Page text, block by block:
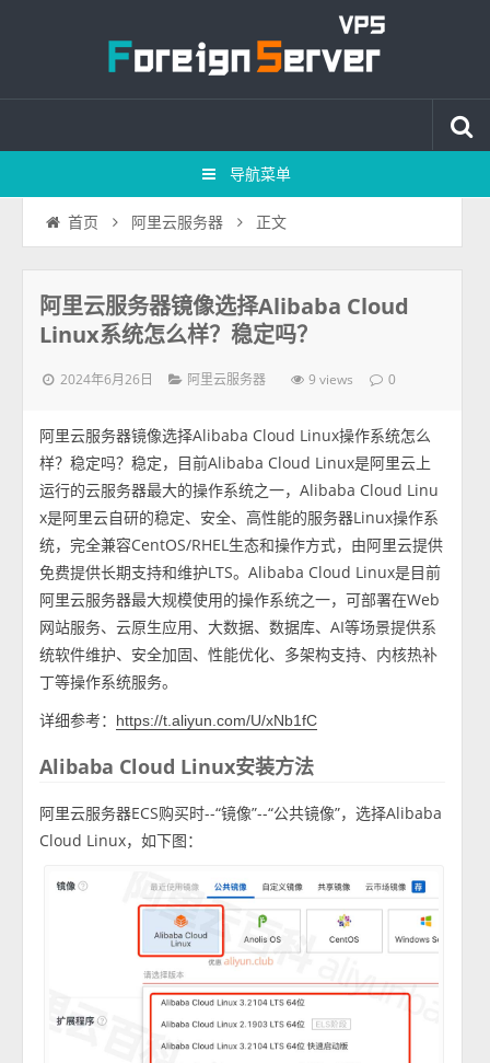
导航菜单
首页 阿里云服务器 正文
阿里云服务器镜像选择Alibaba Cloud
Linux系统怎么样？稳定吗？
2024年6月26日 阿里云服务器 9 views 0
阿里云服务器镜像选择Alibaba Cloud Linux操作系统怎么
样？稳定吗？稳定，目前Alibaba Cloud Linux是阿里云上
运行的云服务器最大的操作系统之一，Alibaba Cloud Linu
x是阿里云自研的稳定、安全、高性能的服务器Linux操作系
统，完全兼容CentOS/RHEL生态和操作方式，由阿里云提供
免费提供长期支持和维护LTS。Alibaba Cloud Linux是目前
阿里云服务器最大规模使用的操作系统之一，可部署在Web
网站服务、云原生应用、大数据、数据库、AI等场景提供系
统软件维护、安全加固、性能优化、多架构支持、内核热补
丁等操作系统服务。
详细参考：
https://t.aliyun.com/U/xNb1fC
Alibaba Cloud Linux安装方法
阿里云服务器ECS购买时--“镜像”--“公共镜像”，选择Alibaba
Cloud Linux，如下图：